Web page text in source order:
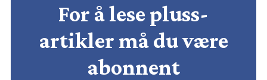
For å lese pluss-
artikler må du være
abonnent